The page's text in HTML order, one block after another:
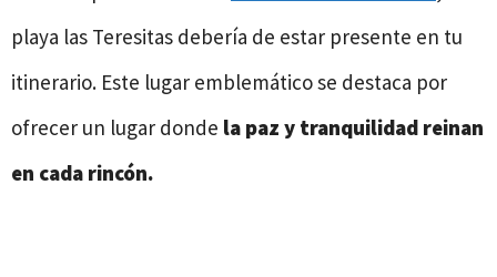
playa las Teresitas debería de estar presente en tu
itinerario. Este lugar emblemático se destaca por
ofrecer un lugar donde la paz y tranquilidad reinan
en cada rincón.